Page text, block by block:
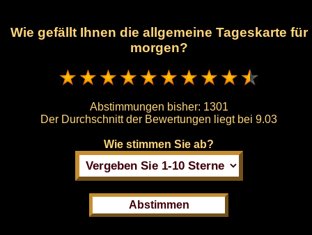
Wie gefällt Ihnen die allgemeine Tageskarte für
morgen?
Abstimmungen bisher: 1301
Der Durchschnitt der Bewertungen liegt bei 9.03
Wie stimmen Sie ab?